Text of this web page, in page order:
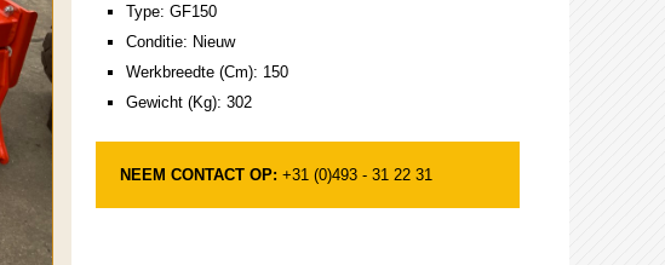
Type: GF150
Conditie: Nieuw
Werkbreedte (Cm): 150
Gewicht (Kg): 302
NEEM CONTACT OP: +31 (0)493 - 31 22 31